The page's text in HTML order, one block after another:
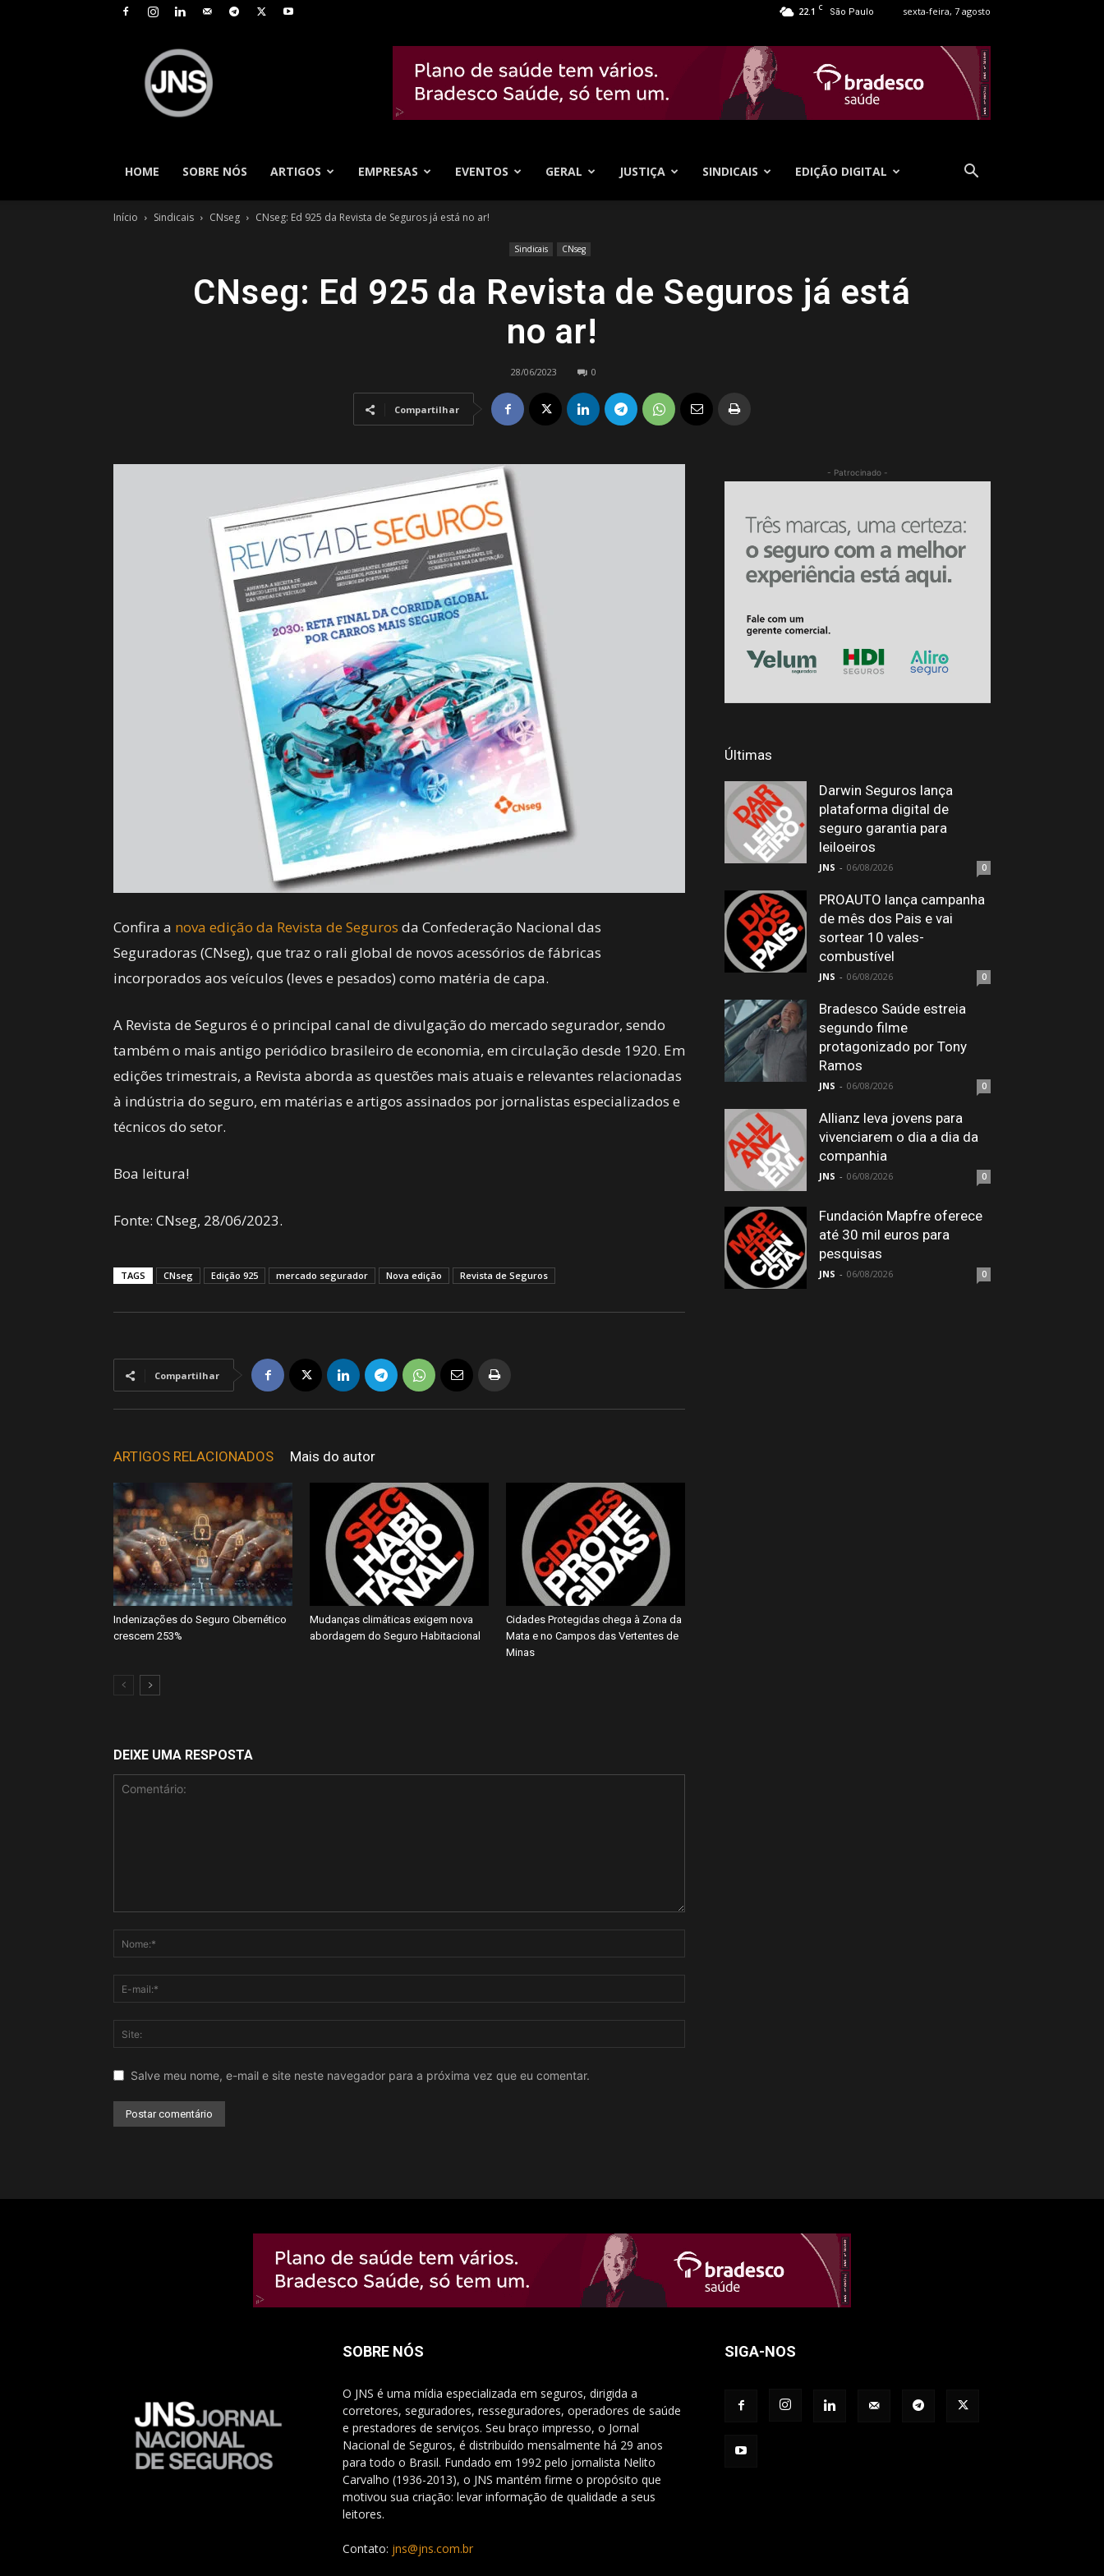
22.1 C São Paulo sexta-feira, 7 agosto
HOME
SOBRE NÓS ARTIGOS EMPRESAS EVENTOS GERAL JUSTIÇA SINDICAIS EDIÇÃO DIGITAL
Início Sindicais CNseg CNseg: Ed 925 da Revista de Seguros já está no ar!
Sindicais CNseg
CNseg: Ed 925 da Revista de Seguros já está
no ar!
28/06/2023 0
Compartilhar
Confira a nova edição da Revista de Seguros da Confederação Nacional das
Seguradoras (CNseg), que traz o rali global de novos acessórios de fábricas
incorporados aos veículos (leves e pesados) como matéria de capa.
A Revista de Seguros é o principal canal de divulgação do mercado segurador, sendo
também o mais antigo periódico brasileiro de economia, em circulação desde 1920. Em
edições trimestrais, a Revista aborda as questões mais atuais e relevantes relacionadas
à indústria do seguro, em matérias e artigos assinados por jornalistas especializados e
técnicos do setor.
Boa leitura!
Fonte: CNseg, 28/06/2023.
TAGS CNseg Edição 925 mercado segurador Nova edição Revista de Seguros
Compartilhar
ARTIGOS RELACIONADOS Mais do autor
Indenizações do Seguro Cibernético
crescem 253%
Mudanças climáticas exigem nova
abordagem do Seguro Habitacional
Cidades Protegidas chega à Zona da
Mata e no Campos das Vertentes de
Minas
DEIXE UMA RESPOSTA
Salve meu nome, e-mail e site neste navegador para a próxima vez que eu comentar.
- Patrocinado -
Últimas
Darwin Seguros lança
plataforma digital de
seguro garantia para
leiloeiros
JNS - 06/08/2026 0
PROAUTO lança campanha
de mês dos Pais e vai
sortear 10 vales-
combustível
JNS - 06/08/2026 0
Bradesco Saúde estreia
segundo filme
protagonizado por Tony
Ramos
JNS - 06/08/2026 0
Allianz leva jovens para
vivenciarem o dia a dia da
companhia
JNS - 06/08/2026 0
Fundación Mapfre oferece
até 30 mil euros para
pesquisas
JNS - 06/08/2026 0
SOBRE NÓS
O JNS é uma mídia especializada em seguros, dirigida a
corretores, seguradores, resseguradores, operadores de saúde
e prestadores de serviços. Seu braço impresso, o Jornal
Nacional de Seguros, é distribuído mensalmente há 29 anos
para todo o Brasil. Fundado em 1992 pelo jornalista Nelito
Carvalho (1936-2013), o JNS mantém firme o propósito que
motivou sua criação: levar informação de qualidade a seus
leitores.
Contato: jns@jns.com.br
SIGA-NOS